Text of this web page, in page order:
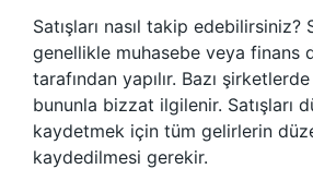
Satışları nasıl takip edebilirsiniz?
genellikle muhasebe veya finans
tarafından yapılır. Bazı
bununla bizzat ilgilenir. Satışları
kaydetmek için tüm gelirlerin
kaydedilmesi gerekir.